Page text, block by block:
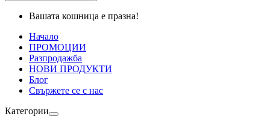
Вашата кошница е празна!
Начало
ПРОМОЦИИ
Разпродажба
НОВИ ПРОДУКТИ
Блог
Свържете се с нас
Категории